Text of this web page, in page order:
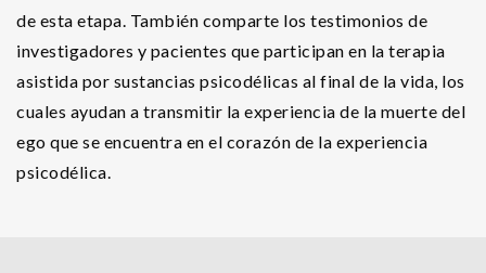
de esta etapa. También comparte los testimonios de
investigadores y pacientes que participan en la terapia
asistida por sustancias psicodélicas al final de la vida, los
cuales ayudan a transmitir la experiencia de la muerte del
ego que se encuentra en el corazón de la experiencia
psicodélica.